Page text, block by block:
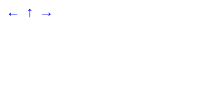
← ↑ →